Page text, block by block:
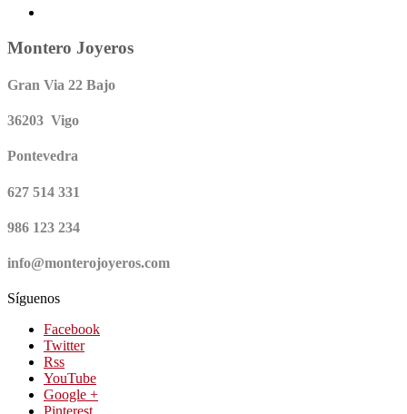
Montero Joyeros
Gran Via 22 Bajo
36203 Vigo
Pontevedra
627 514 331
986 123 234
info@monterojoyeros.com
Síguenos
Facebook
Twitter
Rss
YouTube
Google +